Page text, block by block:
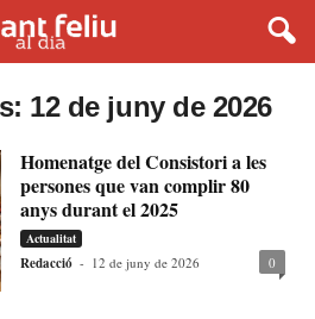
12 de juny de 2026
Homenatge del Consistori a les
persones que van complir 80
anys durant el 2025
Actualitat
Redacció - 12 de juny de 2026 0